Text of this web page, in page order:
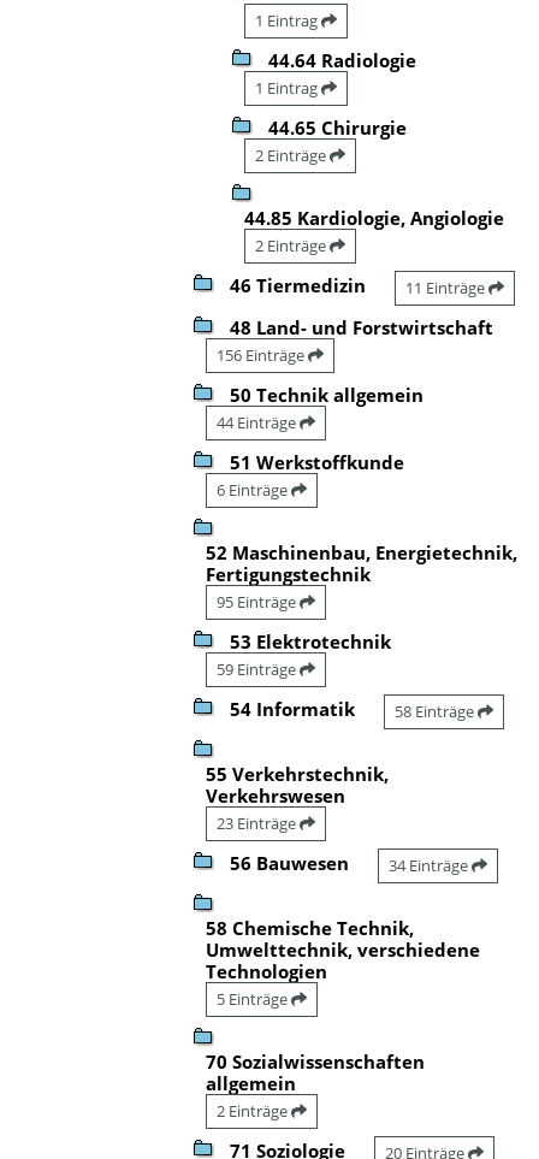
1 Eintrag
44.64 Radiologie
1 Eintrag
44.65 Chirurgie
2 Einträge
44.85 Kardiologie, Angiologie
2 Einträge
46 Tiermedizin 11 Einträge
48 Land- und Forstwirtschaft
156 Einträge
50 Technik allgemein
44 Einträge
51 Werkstoffkunde
6 Einträge
52 Maschinenbau, Energietechnik,
Fertigungstechnik
95 Einträge
53 Elektrotechnik
59 Einträge
54 Informatik 58 Einträge
55 Verkehrstechnik,
Verkehrswesen
23 Einträge
56 Bauwesen 34 Einträge
58 Chemische Technik,
Umwelttechnik, verschiedene
Technologien
5 Einträge
70 Sozialwissenschaften
allgemein
2 Einträge
71 Soziologie 20 Einträge